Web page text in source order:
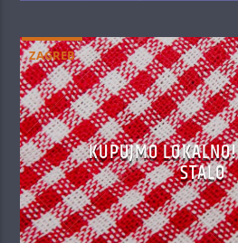
ZAGREB
KUPUJMO
STALO